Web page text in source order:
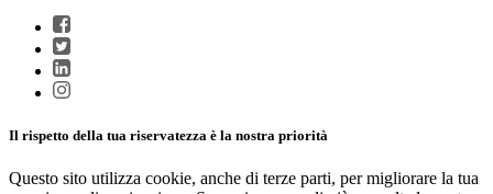
Il rispetto della tua riservatezza è la nostra priorità
Questo sito utilizza cookie, anche di terze parti, per migliorare la tua